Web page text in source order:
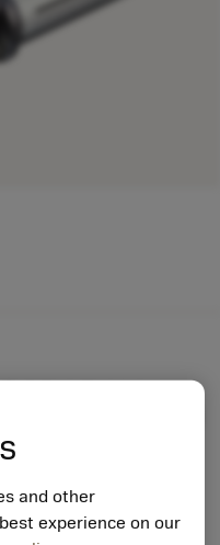
위한 솔루션으로 셋업
바의 홈으로 딸깍 들어갑
처리되어 기존의 절삭유
금속 실링이 높은 절삭
합니다.
and other
experience on our